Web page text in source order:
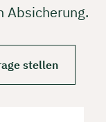
Absicherung.
stellen